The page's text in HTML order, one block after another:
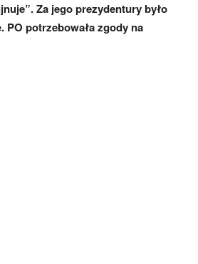
Za jego prezydentury było
potrzebowała zgody na